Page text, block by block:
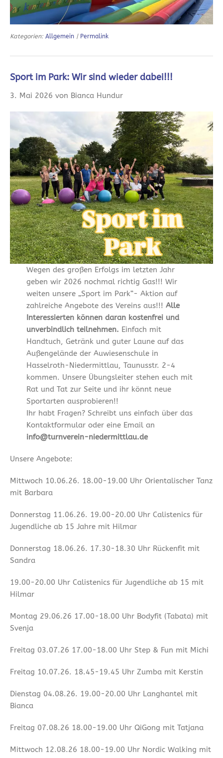
Kategorien: Allgemein | Permalink
Sport im Park: Wir sind wieder dabei!!!
3. Mai 2026 von Bianca Hundur
Wegen des großen Erfolgs im letzten Jahr
geben wir 2026 nochmal richtig Gas!!! Wir
weiten unsere „Sport im Park“- Aktion auf
zahlreiche Angebote des Vereins aus!!! Alle
Interessierten können daran kostenfrei und
unverbindlich teilnehmen. Einfach mit
Handtuch, Getränk und guter Laune auf das
Außengelände der Auwiesenschule in
Hasselroth-Niedermittlau, Taunusstr. 2-4
kommen. Unsere Übungsleiter stehen euch mit
Rat und Tat zur Seite und ihr könnt neue
Sportarten ausprobieren!!
Ihr habt Fragen? Schreibt uns einfach über das
Kontaktformular oder eine Email an
info@turnverein-niedermittlau.de
Unsere Angebote:
Mittwoch 10.06.26. 18.00-19.00 Uhr Orientalischer Tanz
mit Barbara
Donnerstag 11.06.26. 19.00-20.00 Uhr Calistenics für
Jugendliche ab 15 Jahre mit Hilmar
Donnerstag 18.06.26. 17.30-18.30 Uhr Rückenfit mit
Sandra
19.00-20.00 Uhr Calistenics für Jugendliche ab 15 mit
Hilmar
Montag 29.06.26 17.00-18.00 Uhr Bodyfit (Tabata) mit
Svenja
Freitag 03.07.26 17.00-18.00 Uhr Step & Fun mit Michi
Freitag 10.07.26. 18.45-19.45 Uhr Zumba mit Kerstin
Dienstag 04.08.26. 19.00-20.00 Uhr Langhantel mit
Bianca
Freitag 07.08.26 18.00-19.00 Uhr QiGong mit Tatjana
Mittwoch 12.08.26 18.00-19.00 Uhr Nordic Walking mit